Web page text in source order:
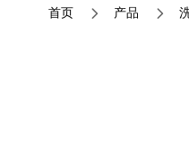
首页 5 产品 5